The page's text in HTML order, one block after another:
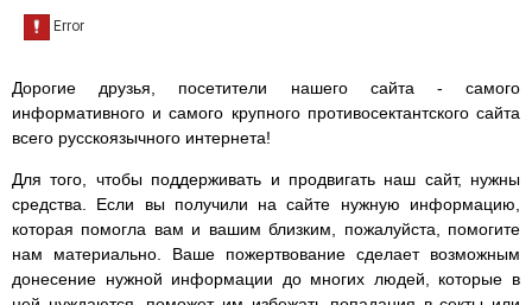
Дорогие друзья, посетители нашего сайта - самого
информативного и самого крупного противосектантского сайта
всего русскоязычного интернета!
Для того, чтобы поддерживать и продвигать наш сайт, нужны
средства. Если вы получили на сайте нужную информацию,
которая помогла вам и вашим близким, пожалуйста, помогите
нам материально. Ваше пожертвование сделает возможным
донесение нужной информации до многих людей, которые в